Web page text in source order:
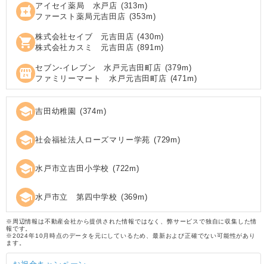
local_pharmacy アイセイ薬局 水戸店 (313m)
ファースト薬局元吉田店 (353m)
shopping_cart 株式会社セイブ 元吉田店 (430m)
株式会社カスミ 元吉田店 (891 m)
local_convenience_store セブン‐イレブン 水戸元吉田町店 (379m)
ファミリーマート 水戸元吉田町店 (471 m)
school 吉田幼稚園 (374m)
school 社会福祉法人ローズマリー学苑 (729m)
school 水戸市立吉田小学校 (722m)
school 水戸市立 第四中学校 (369m)
※周辺情報は不動産会社から提供された情報ではなく、弊サービスで独自に収集した情
報です。
※2024年10月時点のデータを元にしているため、最新および正確でない可能性があり
ます。